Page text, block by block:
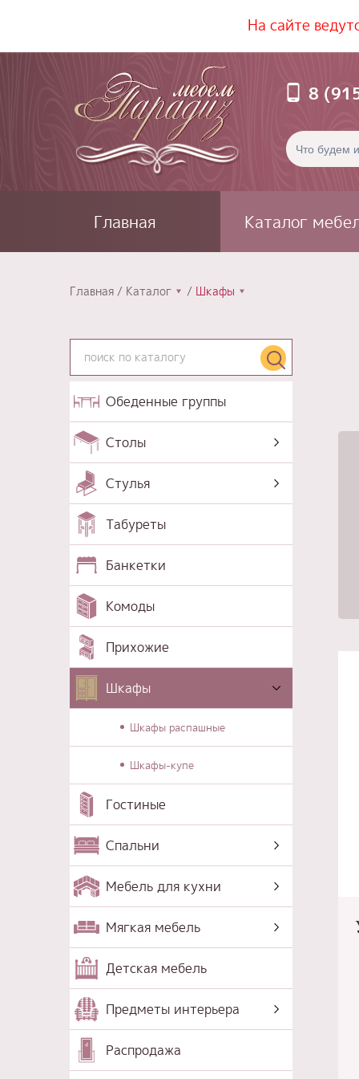
На сайте
8
Главная Каталог
Главная Каталог Шкафы
Обеденные группы
Столы
Стулья
Табуреты
Банкетки
Комоды
Прихожие
Шкафы
Шкафы распашные
Шкафы-купе
Гостиные
Спальни
Мебель для кухни
Мягкая мебель
Детская мебель
Предметы интерьера
Распродажа